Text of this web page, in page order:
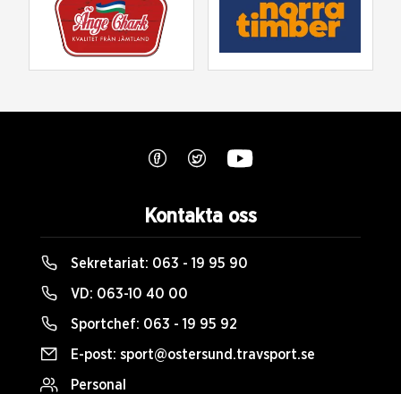
Kontakta oss
Sekretariat: 063 - 19 95 90
VD: 063-10 40 00
Sportchef: 063 - 19 95 92
E-post: sport@ostersund.travsport.se
Personal